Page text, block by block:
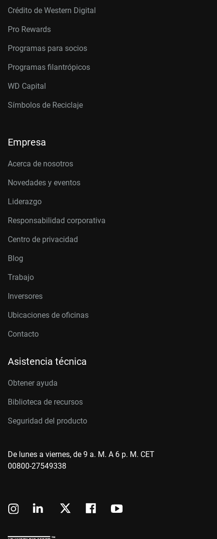
Crédito de Western Digital
Pro Rewards
Programas para socios
Programas filantrópicos
WD Capital
Símbolos de Reciclaje
Empresa
Acerca de nosotros
Novedades y eventos
Liderazgo
Responsabilidad corporativa
Centro de privacidad
Blog
Trabajo
Inversores
Ubicaciones de oficinas
Contacto
Asistencia técnica
Obtener ayuda
Biblioteca de recursos
Seguridad del producto
De lunes a viernes, de 9 a. M. A 6 p. M. CET
00800-27549338